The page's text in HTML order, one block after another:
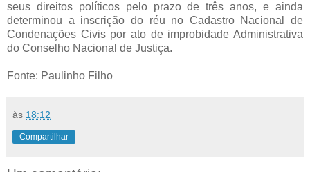
seus direitos políticos pelo prazo de três anos, e ainda
determinou a inscrição do réu no Cadastro Nacional de
Condenações Civis por ato de improbidade Administrativa
do Conselho Nacional de Justiça.
Fonte: Paulinho Filho
às 18:12
Compartilhar